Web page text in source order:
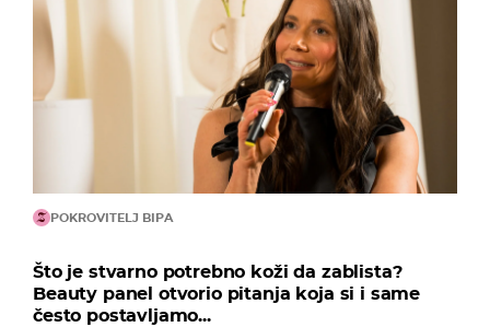
POKROVITELJ BIPA
Što je stvarno potrebno koži da zablista?
Beauty panel otvorio pitanja koja si i same
često postavljamo...